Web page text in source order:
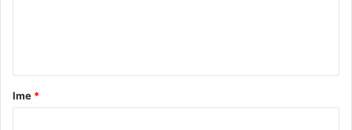
rIme *